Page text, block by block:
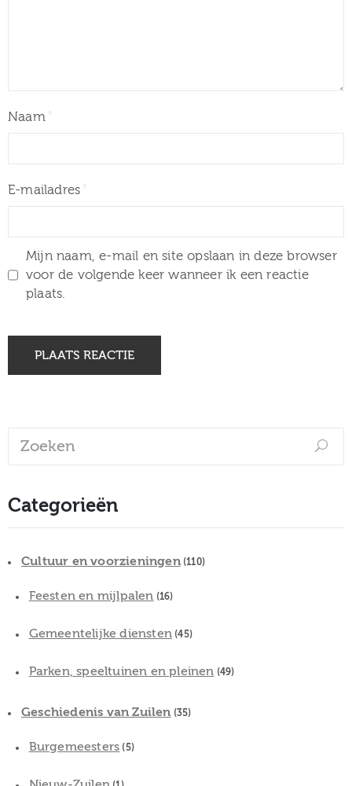
Naam
E-mailadres
Mijn naam, e-mail en site opslaan in deze browser
voor de volgende keer wanneer ik een reactie
plaats.
Categorieën
Cultuur en voorzieningen(110)
Feesten en mijlpalen (16)
Gemeentelijke diensten (45)
Parken, speeltuinen en pleinen (49)
Geschiedenis van Zuilen (35)
Burgemeesters (5)